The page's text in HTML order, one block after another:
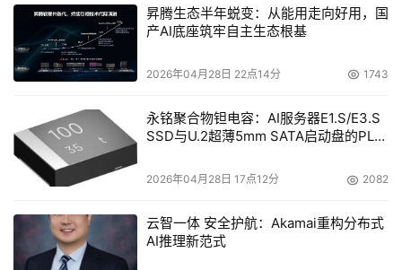
就是这样的例子。目前业很多内人士和证券分析分析人士都
十分看好Linux未来的应用市场。
本文来源于DOIT传媒，文章内容仅供参考，不构成投资建议。
昇腾生态半年蜕变：从能用走向好用，国
产AI底座筑牢自主生态根基
2026年04月28日 22点14分 1743
永铭聚合物钽电容：AI服务器E1.S/E3.S
SSD与U.2超薄5mm SATA启动盘的PLP
2026年04月28日 17点12分 2082
云智一体 安全护航：Akamai重构分布式
AI推理新范式